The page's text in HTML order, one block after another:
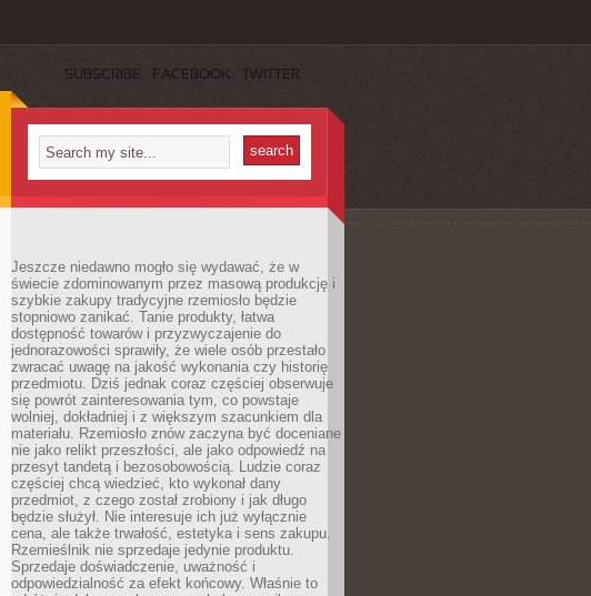
SUBSCRIBE FACEBOOK TWITTER
Jeszcze niedawno mogło się wydawać, że w
świecie zdominowanym przez masową produkcję i
szybkie zakupy tradycyjne rzemiosło będzie
stopniowo zanikać. Tanie produkty, łatwa
dostępność towarów i przyzwyczajenie do
jednorazowości sprawiły, że wiele osób przestało
zwracać uwagę na jakość wykonania czy historię
przedmiotu. Dziś jednak coraz częściej obserwuje
się powrót zainteresowania tym, co powstaje
wolniej, dokładniej i z większym szacunkiem dla
materiału. Rzemiosło znów zaczyna być doceniane
nie jako relikt przeszłości, ale jako odpowiedź na
przesyt tandetą i bezosobowością. Ludzie coraz
częściej chcą wiedzieć, kto wykonał dany
przedmiot, z czego został zrobiony i jak długo
będzie służył. Nie interesuje ich już wyłącznie
cena, ale także trwałość, estetyka i sens zakupu.
Rzemieślnik nie sprzedaje jedynie produktu.
Sprzedaje doświadczenie, uważność i
odpowiedzialność za efekt końcowy. Właśnie to